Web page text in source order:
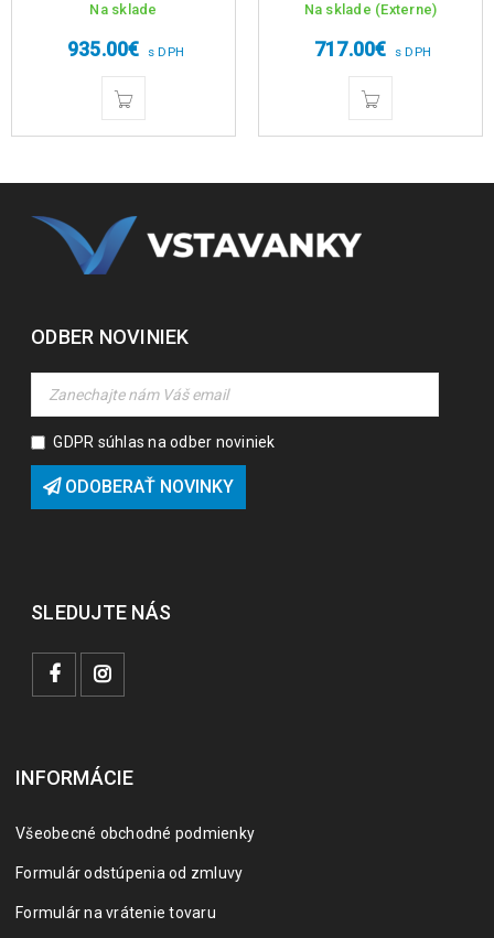
Hodnotenie
Na sklade
935.00€ s DPH
Hodnotenie
Na sklade (Externe)
717.00€ s DPH
ODBER NOVINIEK
GDPR súhlas na odber noviniek
ODOBERAŤ NOVINKY
SLEDUJTE NÁS
INFORMÁCIE
Všeobecné obchodné podmienky
Formulár odstúpenia od zmluvy
Formulár na vrátenie tovaru